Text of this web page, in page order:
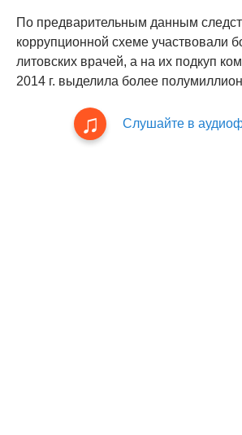
По предварительным данным
коррупционной схеме участвовали
литовских врачей, а на их подкуп
2014 г. выделила более
Слушайте в